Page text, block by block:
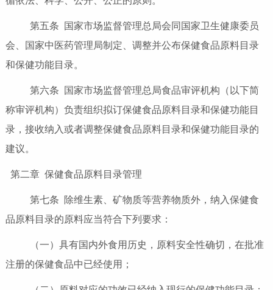
第五条 国家市场监督管理总局会同国家卫生健康委员
会、国家中医药管理局制定、调整并公布保健食品原料目录
和保健功能目录。
第六条 国家市场监督管理总局食品审评机构（以下简
称审评机构）负责组织拟订保健食品原料目录和保健功能目
录，接收纳入或者调整保健食品原料目录和保健功能目录的
建议。
第二章 保健食品原料目录管理
第七条 除维生素、矿物质等营养物质外，纳入保健食
品原料目录的原料应当符合下列要求：
（一）具有国内外食用历史，原料安全性确切，在批准
注册的保健食品中已经使用；